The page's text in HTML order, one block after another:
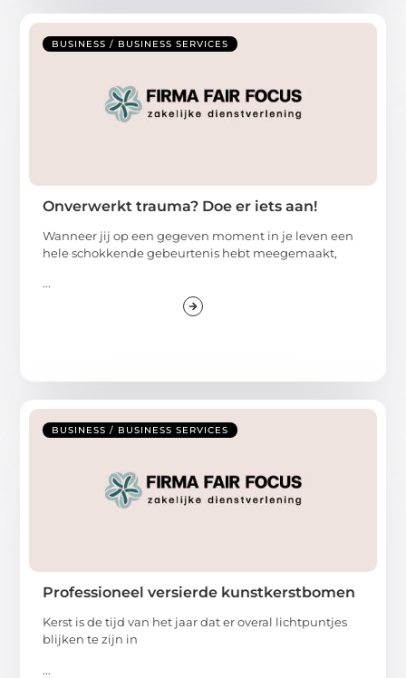
BUSINESS / BUSINESS SERVICES
Onverwerkt trauma? Doe er iets aan!
Wanneer jij op een gegeven moment in je leven een
hele schokkende gebeurtenis hebt meegemaakt,
...
BUSINESS / BUSINESS SERVICES
Professioneel versierde kunstkerstbomen
Kerst is de tijd van het jaar dat er overal lichtpuntjes
blijken te zijn in
...